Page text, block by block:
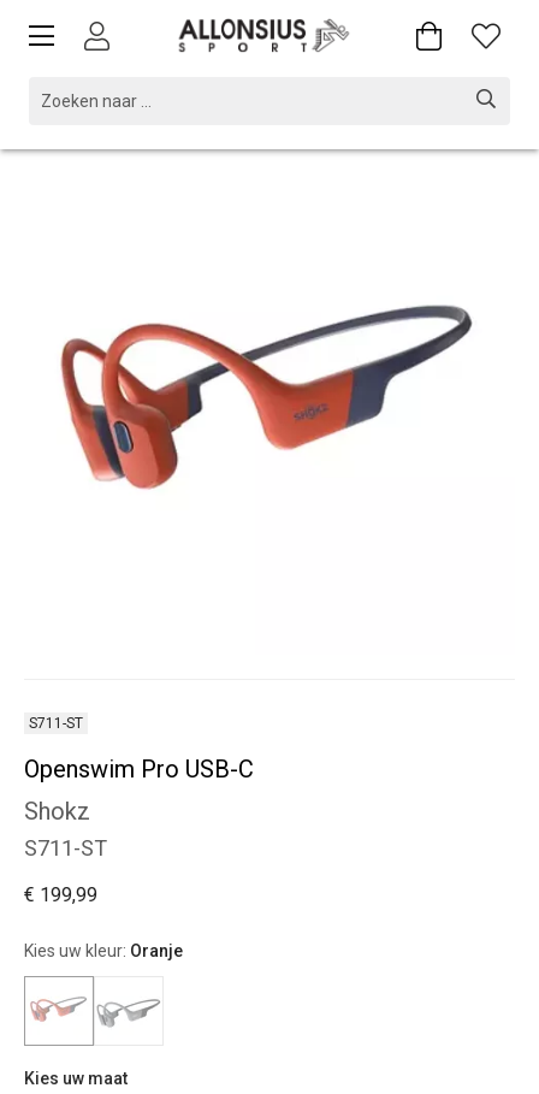
S711-ST
Openswim Pro USB-C
Shokz
S711-ST
€ 199,99
Kies uw kleur: Oranje
Kies uw maat